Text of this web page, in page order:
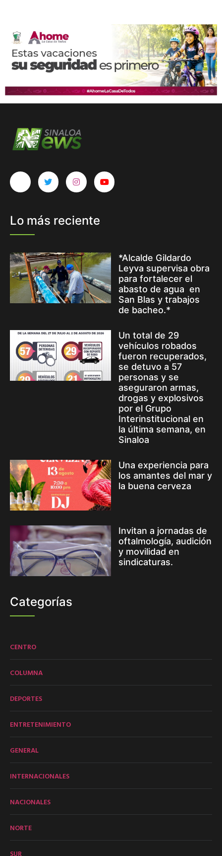
Lo más reciente
*Alcalde Gildardo
Leyva supervisa obra
para fortalecer el
abasto de agua en
San Blas y trabajos
de bacheo.*
Un total de 29
vehículos robados
fueron recuperados,
se detuvo a 57
personas y se
aseguraron armas,
drogas y explosivos
por el Grupo
Interinstitucional en
la última semana, en
Sinaloa
Una experiencia para
los amantes del mar y
la buena cerveza
Invitan a jornadas de
oftalmología, audición
y movilidad en
sindicaturas.
Categorías
CENTRO
COLUMNA
DEPORTES
ENTRETENIMIENTO
GENERAL
INTERNACIONALES
NACIONALES
NORTE
SUR